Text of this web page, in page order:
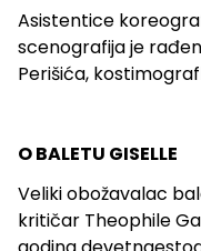
Asistentice
scenografija je
Perišića,
O BALETU GISELLE
Veliki obožavalac
kritičar Theophile